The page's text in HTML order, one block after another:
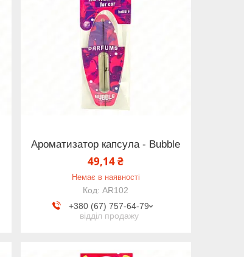
Ароматизатор капсула - Bubble
49,14 ₴
Немає в наявності
AR102
+380 (67) 757-64-79
відділ продажу